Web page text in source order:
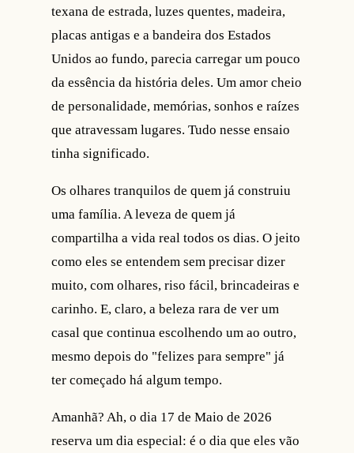
texana de estrada, luzes quentes, madeira,
placas antigas e a bandeira dos Estados
Unidos ao fundo, parecia carregar um pouco
da essência da história deles. Um amor cheio
de personalidade, memórias, sonhos e raízes
que atravessam lugares. Tudo nesse ensaio
tinha significado.
Os olhares tranquilos de quem já construiu
uma família. A leveza de quem já
compartilha a vida real todos os dias. O jeito
como eles se entendem sem precisar dizer
muito, com olhares, riso fácil, brincadeiras e
carinho. E, claro, a beleza rara de ver um
casal que continua escolhendo um ao outro,
mesmo depois do "felizes para sempre" já
ter começado há algum tempo.
Amanhã? Ah, o dia 17 de Maio de 2026
reserva um dia especial: é o dia que eles vão